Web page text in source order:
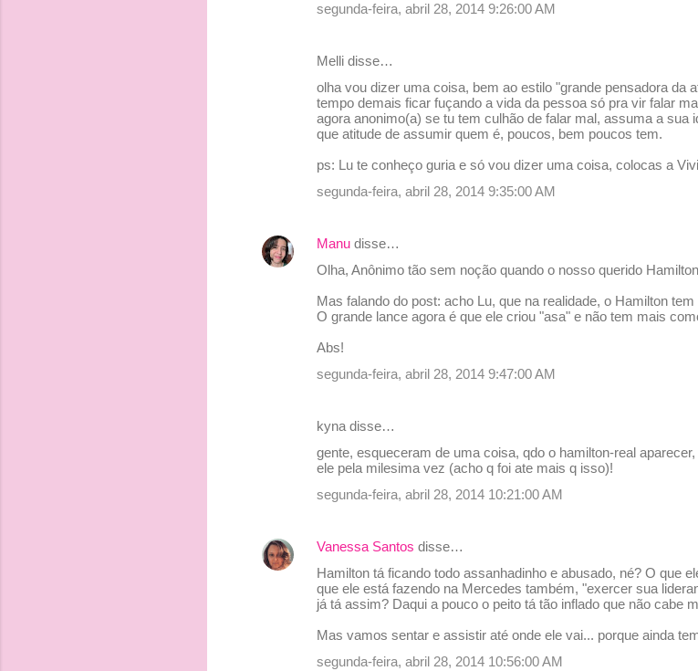
segunda-feira, abril 28, 2014 9:26:00 AM
Melli disse…
olha vou dizer uma coisa, bem ao estilo "grande pensadora da
tempo demais ficar fuçando a vida da pessoa só pra vir falar
agora anonimo(a) se tu tem culhão de falar mal, assuma a sua
que atitude de assumir quem é, poucos, bem poucos tem.
ps: Lu te conheço guria e só vou dizer uma coisa, colocas a
segunda-feira, abril 28, 2014 9:35:00 AM
Manu disse…
Olha, Anônimo tão sem noção quando o nosso querido
Mas falando do post: acho Lu, que na realidade, o Hamilton
O grande lance agora é que ele criou "asa" e não tem mais
Abs!
segunda-feira, abril 28, 2014 9:47:00 AM
kyna disse…
gente, esqueceram de uma coisa, qdo o hamilton-real
ele pela milesima vez (acho q foi ate mais q isso)!
segunda-feira, abril 28, 2014 10:21:00 AM
Vanessa Santos disse…
Hamilton tá ficando todo assanhadinho e abusado, né? O que
que ele está fazendo na Mercedes também, "exercer sua
já tá assim? Daqui a pouco o peito tá tão inflado que não cabe
Mas vamos sentar e assistir até onde ele vai... porque ainda
segunda-feira, abril 28, 2014 10:56:00 AM